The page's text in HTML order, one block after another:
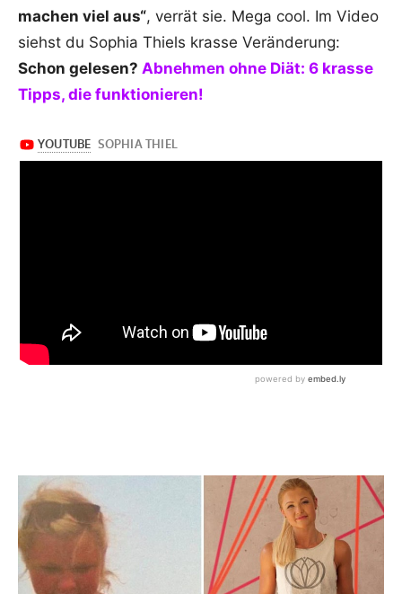
machen viel aus“, verrät sie. Mega cool. Im Video
siehst du Sophia Thiels krasse Veränderung:
Schon gelesen? Abnehmen ohne Diät: 6 krasse
Tipps, die funktionieren!